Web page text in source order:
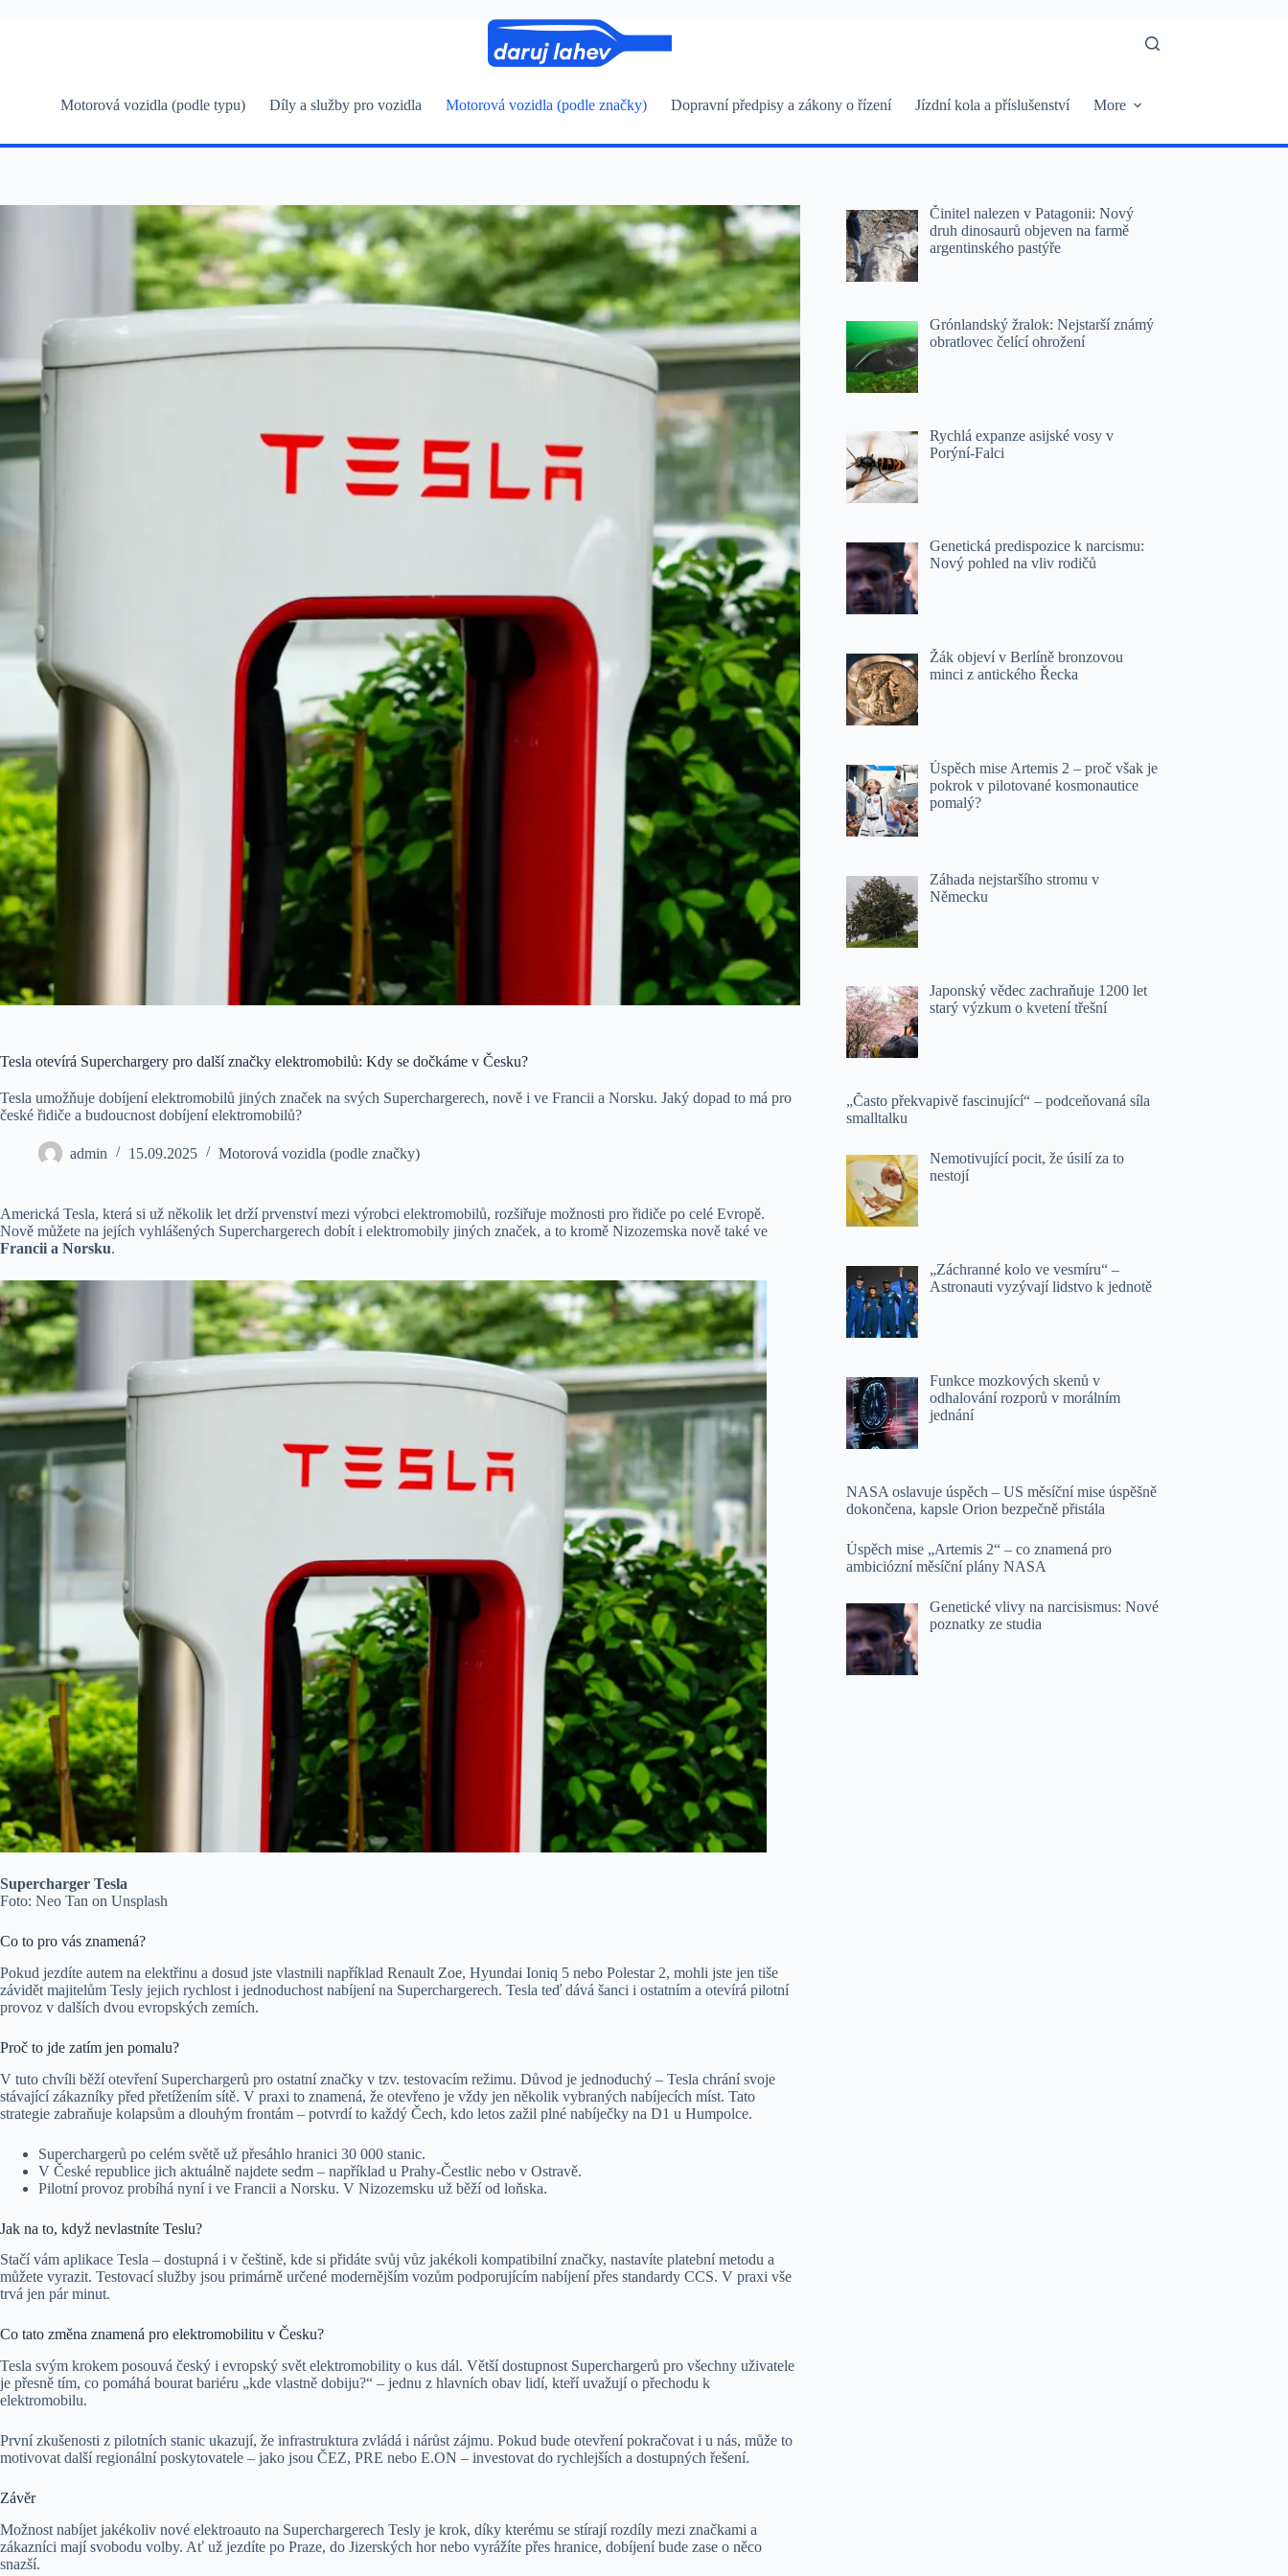
Motorová vozidla (podle typu) Díly a služby pro vozidla Motorová vozidla (podle značky) Dopravní předpisy a zákony o řízení Jízdní kola a příslušenství More
Tesla otevírá Superchargery pro další značky elektromobilů: Kdy se dočkáme v Česku?
Tesla umožňuje dobíjení elektromobilů jiných značek na svých Superchargerech, nově i ve Francii a Norsku. Jaký dopad to má pro
české řidiče a budoucnost dobíjení elektromobilů?
admin 15.09.2025 Motorová vozidla (podle značky)
Americká Tesla, která si už několik let drží prvenství mezi výrobci elektromobilů, rozšiřuje možnosti pro řidiče po celé Evropě.
Nově můžete na jejích vyhlášených Superchargerech dobít i elektromobily jiných značek, a to kromě Nizozemska nově také ve
Francii a Norsku.
Supercharger Tesla
Foto: Neo Tan on Unsplash
Co to pro vás znamená?
Pokud jezdíte autem na elektřinu a dosud jste vlastnili například Renault Zoe, Hyundai Ioniq 5 nebo Polestar 2, mohli jste jen tiše
závidět majitelům Tesly jejich rychlost i jednoduchost nabíjení na Superchargerech. Tesla teď dává šanci i ostatním a otevírá pilotní
provoz v dalších dvou evropských zemích.
Proč to jde zatím jen pomalu?
V tuto chvíli běží otevření Superchargerů pro ostatní značky v tzv. testovacím režimu. Důvod je jednoduchý – Tesla chrání svoje
stávající zákazníky před přetížením sítě. V praxi to znamená, že otevřeno je vždy jen několik vybraných nabíjecích míst. Tato
strategie zabraňuje kolapsům a dlouhým frontám – potvrdí to každý Čech, kdo letos zažil plné nabíječky na D1 u Humpolce.
Superchargerů po celém světě už přesáhlo hranici 30 000 stanic.
V České republice jich aktuálně najdete sedm – například u Prahy-Čestlic nebo v Ostravě.
Pilotní provoz probíhá nyní i ve Francii a Norsku. V Nizozemsku už běží od loňska.
Jak na to, když nevlastníte Teslu?
Stačí vám aplikace Tesla – dostupná i v češtině, kde si přidáte svůj vůz jakékoli kompatibilní značky, nastavíte platební metodu a
můžete vyrazit. Testovací služby jsou primárně určené modernějším vozům podporujícím nabíjení přes standardy CCS. V praxi vše
trvá jen pár minut.
Co tato změna znamená pro elektromobilitu v Česku?
Tesla svým krokem posouvá český i evropský svět elektromobility o kus dál. Větší dostupnost Superchargerů pro všechny uživatele
je přesně tím, co pomáhá bourat bariéru „kde vlastně dobiju?“ – jednu z hlavních obav lidí, kteří uvažují o přechodu k
elektromobilu.
První zkušenosti z pilotních stanic ukazují, že infrastruktura zvládá i nárůst zájmu. Pokud bude otevření pokračovat i u nás, může to
motivovat další regionální poskytovatele – jako jsou ČEZ, PRE nebo E.ON – investovat do rychlejších a dostupných řešení.
Závěr
Možnost nabíjet jakékoliv nové elektroauto na Superchargerech Tesly je krok, díky kterému se stírají rozdíly mezi značkami a
zákazníci mají svobodu volby. Ať už jezdíte po Praze, do Jizerských hor nebo vyrážíte přes hranice, dobíjení bude zase o něco
snazší.
Činitel nalezen v Patagonii: Nový
druh dinosaurů objeven na farmě
argentinského pastýře
Grónlandský žralok: Nejstarší známý
obratlovec čelící ohrožení
Rychlá expanze asijské vosy v
Porýní-Falci
Genetická predispozice k narcismu:
Nový pohled na vliv rodičů
Žák objeví v Berlíně bronzovou
minci z antického Řecka
Úspěch mise Artemis 2 – proč však je
pokrok v pilotované kosmonautice
pomalý?
Záhada nejstaršího stromu v
Německu
Japonský vědec zachraňuje 1200 let
starý výzkum o kvetení třešní
„Často překvapivě fascinující“ – podceňovaná síla
smalltalku
Nemotivující pocit, že úsilí za to
nestojí
„Záchranné kolo ve vesmíru“ –
Astronauti vyzývají lidstvo k jednotě
Funkce mozkových skenů v
odhalování rozporů v morálním
jednání
NASA oslavuje úspěch – US měsíční mise úspěšně
dokončena, kapsle Orion bezpečně přistála
Úspěch mise „Artemis 2“ – co znamená pro
ambiciózní měsíční plány NASA
Genetické vlivy na narcisismus: Nové
poznatky ze studia